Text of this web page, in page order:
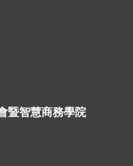
暨智慧商務學院